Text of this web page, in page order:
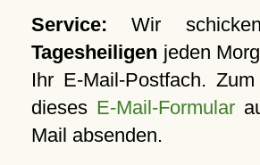
Service: Wir
Tagesheiligen jeden
Ihr E-Mail-Postfach.
dieses E-Mail-Formular
Mail absenden.